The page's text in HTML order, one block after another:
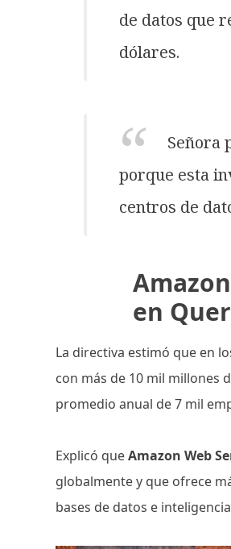
de datos que
dólares.
Señora
porque esta
centros de
en
La directiva estimó que en
con más de 10 mil millones
promedio anual de 7 mil
Explicó queAmazon Web
globalmente y que ofrece
bases de datos e